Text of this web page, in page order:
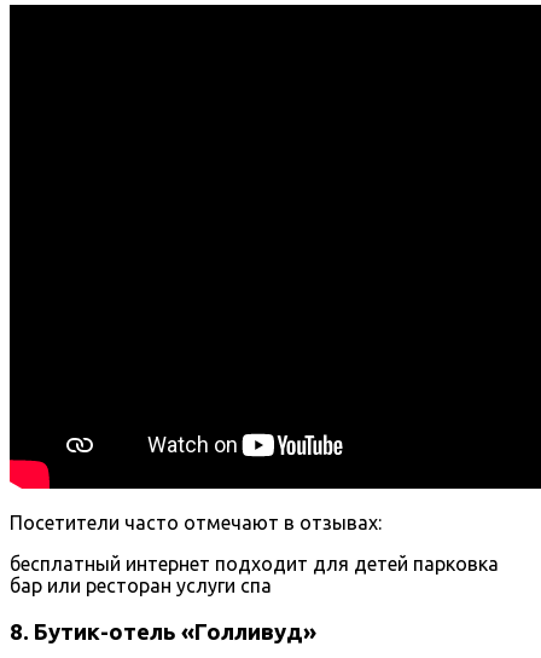
Посетители часто отмечают в отзывах:
бесплатный интернет подходит для детей парковка
бар или ресторан услуги спа
8. Бутик-отель «Голливуд»